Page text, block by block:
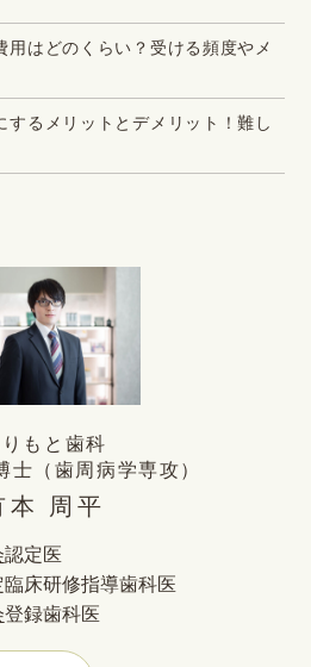
用はどのくらい？受ける頻度やメ
するメリットとデメリット！難し
もと歯科
士（歯周病学専攻）
本 周平
認定医
臨床研修指導歯科医
登録歯科医